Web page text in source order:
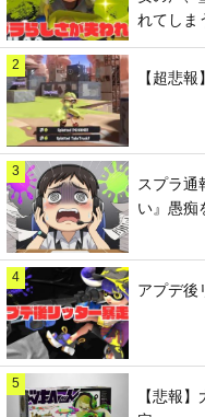
れてしま
2
【超悲
3
スプラ通
い』愚痴
4
アプデ後
5
【悲報